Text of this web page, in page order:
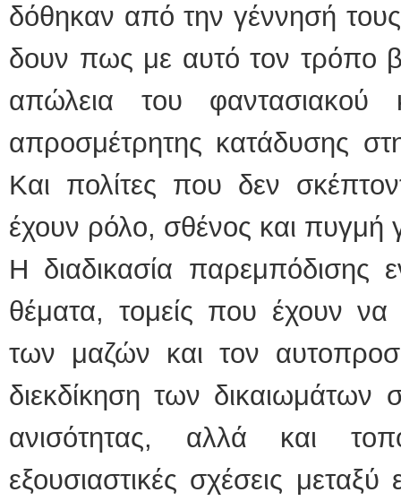
δόθηκαν από την γέννησή
δουν πως με αυτό τον τρόπο
απώλεια του φαντασιακού
απροσμέτρητης κατάδυσης
Και πολίτες που δεν
έχουν ρόλο, σθένος και πυγμή
Η διαδικασία παρεμπόδισης
θέματα, τομείς που έχουν
των μαζών και τον
διεκδίκηση των
ανισότητας, αλλά και
εξουσιαστικές σχέσεις